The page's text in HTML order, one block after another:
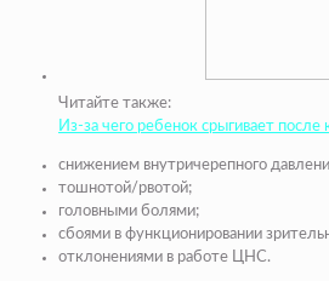
Читайте также:
Из-за чего ребенок срыгивает
снижением внутричерепного
тошнотой/рвотой;
головными болями;
сбоями в функционировании
отклонениями в работе ЦНС.